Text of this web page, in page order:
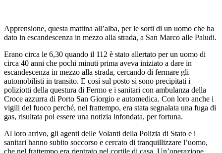
Apprensione, questa mattina all’alba, per le sorti di un uomo che ha
dato in escandescenza in mezzo alla strada, a San Marco alle Paludi.
Erano circa le 6,30 quando il 112 è stato allertato per un uomo di
circa 40 anni che pochi minuti prima aveva iniziato a dare in
escandescenza in mezzo alla strada, cercando di fermare gli
automobilisti in transito. E così sul posto si sono precipitati i
poliziotti della questura di Fermo e i sanitari con ambulanza della
Croce azzurra di Porto San Giorgio e automedica. Con loro anche i
vigili del fuoco perché, nel frattempo, era stata segnalata una fuga di
gas, risultata poi essere una notizia infondata, per fortuna.
Al loro arrivo, gli agenti delle Volanti della Polizia di Stato e i
sanitari hanno subito soccorso e cercato di tranquillizzare l’uomo,
che nel frattempo era rientrato nel cortile di casa. Un’operazione